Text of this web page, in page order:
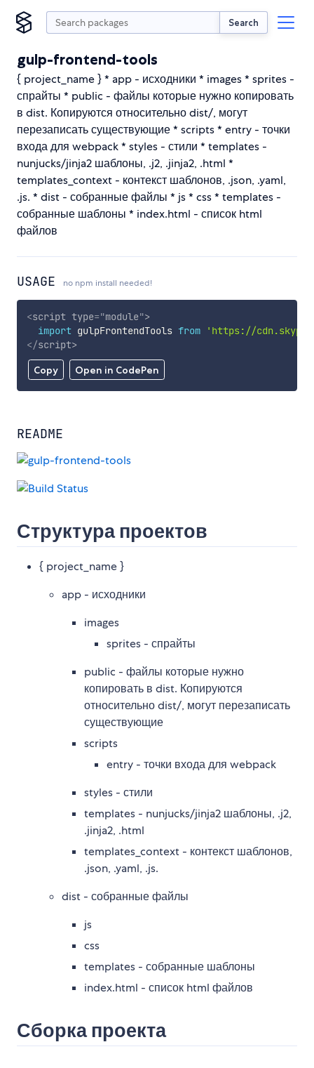
Search
gulp-frontend-tools
{ project_name } * app - исходники * images * sprites -
спрайты * public - файлы которые нужно копировать
в dist. Копируются относительно dist/, могут
перезаписать существующие * scripts * entry - точки
входа для webpack * styles - стили * templates -
nunjucks/jinja2 шаблоны, .j2, .jinja2, .html *
templates_context - контекст шаблонов, .json, .yaml,
.js. * dist - собранные файлы * js * css * templates -
собранные шаблоны * index.html - список html
файлов
USAGE no npm install needed!
Copy Open in CodePen
<script type="module">
import gulpFrontendTools from
'https://
</script>
README
Структура проектов
{ project_name }
app - исходники
images
sprites - спрайты
public - файлы которые нужно
копировать в dist. Копируются
относительно dist/, могут перезаписать
существующие
scripts
entry - точки входа для webpack
styles - стили
templates - nunjucks/jinja2 шаблоны, .j2,
.jinja2, .html
templates_context - контекст шаблонов,
.json, .yaml, .js.
dist - собранные файлы
js
css
templates - собранные шаблоны
index.html - список html файлов
Сборка проекта